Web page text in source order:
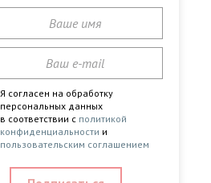
Я согласен на обработку
персональных данных
в соответствии с политикой
конфиденциальности и
пользовательским соглашением